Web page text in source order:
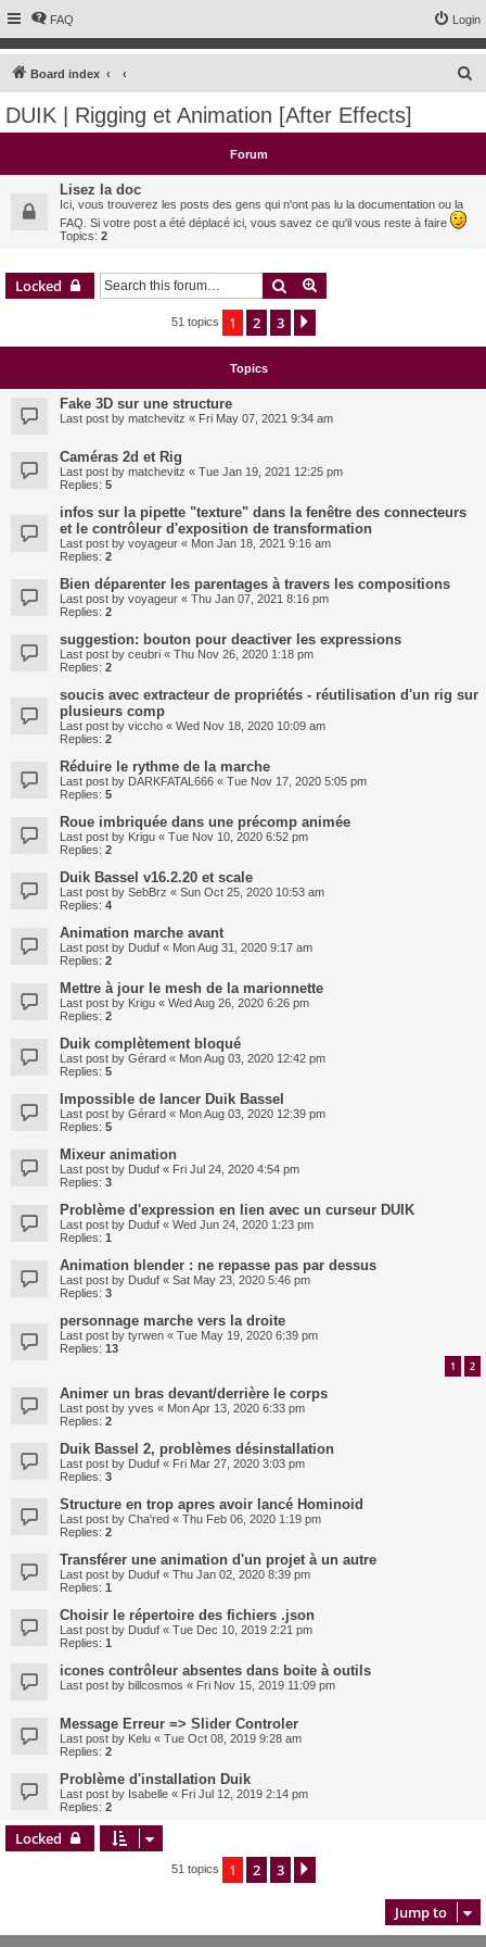
FAQ Login
Board index
c
DUIK | Rigging et Animation [After Effects]
Forum
Lisez la doc
Ici, vous trouverez les posts des gens qui n'ont pas lu la documentation ou la
FAQ. Si votre post a été déplacé ici, vous savez ce qu'il vous reste à faire
Topics: 2
Locked Search
51 topics 1 2 3
Topics
Fake 3D sur une structure
Last post by matchevitz « Fri May 07, 2021 9:34 am
Caméras 2d et Rig
Last post by matchevitz « Tue Jan 19, 2021 12:25 pm
Replies: 5
infos sur la pipette "texture" dans la fenêtre des connecteurs
et le contrôleur d'exposition de transformation
Last post by voyageur « Mon Jan 18, 2021 9:16 am
Replies: 2
Bien déparenter les parentages à travers les compositions
Last post by voyageur « Thu Jan 07, 2021 8:16 pm
Replies: 2
suggestion: bouton pour deactiver les expressions
Last post by ceubri « Thu Nov 26, 2020 1:18 pm
Replies: 2
soucis avec extracteur de propriétés - réutilisation d'un rig sur
plusieurs comp
Last post by viccho « Wed Nov 18, 2020 10:09 am
Replies: 2
Réduire le rythme de la marche
Last post by DARKFATAL666 « Tue Nov 17, 2020 5:05 pm
Replies: 5
Roue imbriquée dans une précomp animée
Last post by Krigu « Tue Nov 10, 2020 6:52 pm
Replies: 2
Duik Bassel v16.2.20 et scale
Last post by SebBrz « Sun Oct 25, 2020 10:53 am
Replies: 4
Animation marche avant
Last post by Duduf « Mon Aug 31, 2020 9:17 am
Replies: 2
Mettre à jour le mesh de la marionnette
Last post by Krigu « Wed Aug 26, 2020 6:26 pm
Replies: 2
Duik complètement bloqué
Last post by Gérard « Mon Aug 03, 2020 12:42 pm
Replies: 5
Impossible de lancer Duik Bassel
Last post by Gérard « Mon Aug 03, 2020 12:39 pm
Replies: 5
Mixeur animation
Last post by Duduf « Fri Jul 24, 2020 4:54 pm
Replies: 3
Problème d'expression en lien avec un curseur DUIK
Last post by Duduf « Wed Jun 24, 2020 1:23 pm
Replies: 1
Animation blender : ne repasse pas par dessus
Last post by Duduf « Sat May 23, 2020 5:46 pm
Replies: 3
personnage marche vers la droite
Last post by tyrwen « Tue May 19, 2020 6:39 pm
Replies: 13
1 2
Animer un bras devant/derrière le corps
Last post by yves « Mon Apr 13, 2020 6:33 pm
Replies: 2
Duik Bassel 2, problèmes désinstallation
Last post by Duduf « Fri Mar 27, 2020 3:03 pm
Replies: 3
Structure en trop apres avoir lancé Hominoid
Last post by Cha'red « Thu Feb 06, 2020 1:19 pm
Replies: 2
Transférer une animation d'un projet à un autre
Last post by Duduf « Thu Jan 02, 2020 8:39 pm
Replies: 1
Choisir le répertoire des fichiers .json
Last post by Duduf « Tue Dec 10, 2019 2:21 pm
Replies: 1
icones contrôleur absentes dans boite à outils
Last post by billcosmos « Fri Nov 15, 2019 11:09 pm
Message Erreur => Slider Controler
Last post by Kelu « Tue Oct 08, 2019 9:28 am
Replies: 2
Problème d'installation Duik
Last post by Isabelle « Fri Jul 12, 2019 2:14 pm
Replies: 2
Locked
51 topics 1 2 3
Jump to